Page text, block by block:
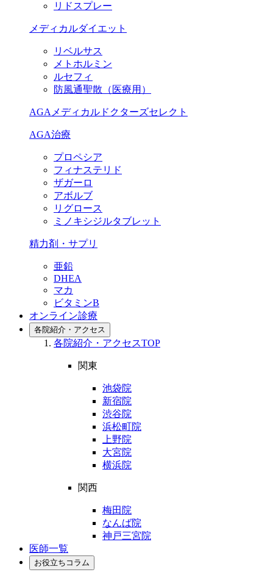
リドスプレー
メディカルダイエット
リベルサス
メトホルミン
ルセフィ
防風通聖散（医療用）
AGAメディカルドクターズセレクト
AGA治療
プロペシア
フィナステリド
ザガーロ
アボルブ
リグロース
ミノキシジルタブレット
精力剤・サプリ
亜鉛
DHEA
マカ
ビタミンB
オンライン診療
各院紹介・アクセス
各院紹介・アクセスTOP
関東
池袋院
新宿院
渋谷院
浜松町院
上野院
大宮院
横浜院
関西
梅田院
なんば院
神戸三宮院
医師一覧
お役立ちコラム